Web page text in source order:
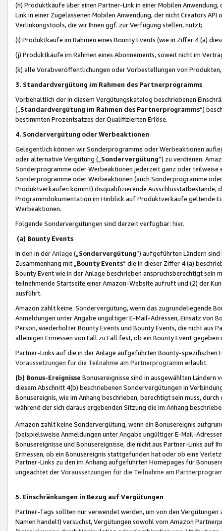
(h) Produktkäufe über einen Partner-Link in einer Mobilen
Link in einer Zugelassenen Mobilen Anwendung, der nicht Creators
Verlinkungstools, die wir Ihnen ggf. zur Verfügung stellen, nutzt;
(i) Produktkäufe im Rahmen eines Bounty Events (wie in Ziffer 4 (a)
(j) Produktkäufe im Rahmen eines Abonnements, soweit nicht im
(k) alle Vorabveröffentlichungen oder Vorbestellungen von
3. Standardvergütung im Rahmen des Partnerprogramms
Vorbehaltlich der in diesem Vergütungskatalog beschriebenen
(„ Standardvergütung im Rahmen des Partnerprogramms“)
bestimmten Prozentsatzes der Qualifizierten Erlöse.
4. Sondervergütung oder Werbeaktionen
Gelegentlich können wir Sonderprogramme oder Werbeaktionen
oder alternative Vergütung („ Sondervergütung”) zu verdienen.
Sonderprogramme oder Werbeaktionen jederzeit ganz oder
Sonderprogramme oder Werbeaktionen (auch Sonderprogramme
Produktverkäufen kommt) disqualifizierende Ausschlusstatbestände,
Programmdokumentation im Hinblick auf Produktverkäufe geltende
Werbeaktionen.
Folgende Sondervergütungen sind derzeit verfügbar: hier.
(a) Bounty Events
In den in derAnlage („ Sondervergütung“) aufgeführten Ländern
Zusammenhang mit „ Bounty Events“ die in dieser Ziffer 4 (a)
Bounty Event wie in der Anlage beschrieben anspruchsberechtigt sein
teilnehmende Startseite einer Amazon-Website aufruft und (2) der
ausführt.
Amazon zahlt keine Sondervergütung, wenn das zugrundeliegende
Anmeldungen unter Angabe ungültiger E-Mail-Adressen, Einsatz von
Person, wiederholter Bounty Events und Bounty Events, die nicht
alleinigen Ermessen von Fall zu Fall fest, ob ein Bounty Event
Partner-Links auf die in der Anlage aufgeführten Bounty-spezifischen
Voraussetzungen für die Teilnahme am Partnerprogramm erlaubt.
(b) Bonus-Ereignisse Bonusereignisse sind in ausgewählten Ländern
diesem Abschnitt 4(b) beschriebenen Sondervergütungen in
Bonusereignis, wie im Anhang beschrieben, berechtigt sein muss,
während der sich daraus ergebenden Sitzung die im Anhang
Amazon zahlt keine Sondervergütung, wenn ein Bonusereignis
(beispielsweise Anmeldungen unter Angabe ungültiger E-Mail-
Bonusereignisse und Bonusereignisse, die nicht aus Partner-Links auf
Ermessen, ob ein Bonusereignis stattgefunden hat oder ob eine
Partner-Links zu den im Anhang aufgeführten Homepages für
ungeachtet derVoraussetzungen für die Teilnahme am
5. Einschränkungen in Bezug auf Vergütungen
Partner-Tags sollten nur verwendet werden, um von den
Namen handelt) versuchst, Vergütungen sowohl vom Amazon